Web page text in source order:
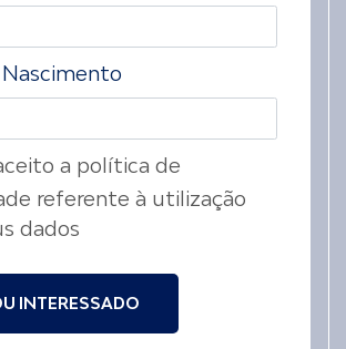
a política de
referente à utilização
dados
INTERESSADO